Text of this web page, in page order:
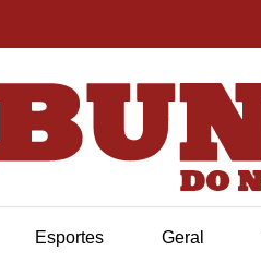
Esportes Geral